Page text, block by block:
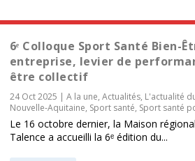
6ᵉ Colloque Sport Santé Bien-
entreprise, levier de
être collectif
24 Oct 2025 | A la une, Actualités, L'actualité
Nouvelle-Aquitaine, Sport santé, Sport santé
Le 16 octobre dernier, la Maison
Talence a accueilli la 6ᵉ édition du...